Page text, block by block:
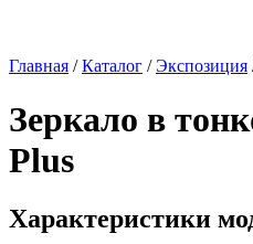
Главная /Каталог /Экспозиция
Зеркало в
Plus
Характеристики